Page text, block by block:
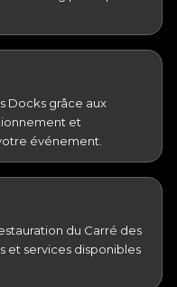
Docks grâce aux
et
événement.
du Carré des
et services disponibles